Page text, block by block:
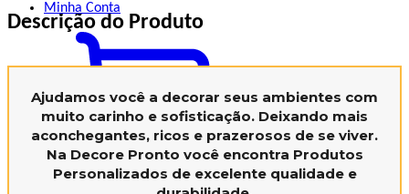
Minha Conta
Seu carrinho ainda
Descrição do Produto
Ajudamos você a decorar seus ambientes com
muito carinho e sofisticação. Deixando mais
aconchegantes, ricos e prazerosos de se viver.
Na Decore Pronto você encontra Produtos
Personalizados de excelente qualidade e